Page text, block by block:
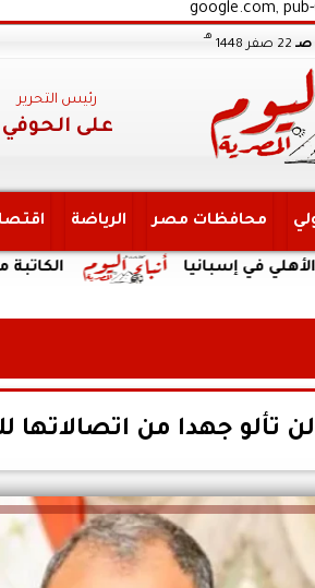
google.com,
22 صفر 1448
هـ
رئيس التحرير
على الحوفي
محافظات مصر الرياضة
الكاتبة منصورة عز
تألو جهدا من اتصالاتها